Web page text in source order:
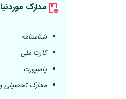
مدارک
شناسنامه
کارت ملی
پاسپورت
مدارک تحصیلی و